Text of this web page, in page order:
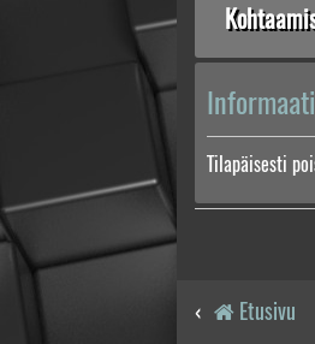
Tilapäisesti
Etusivu